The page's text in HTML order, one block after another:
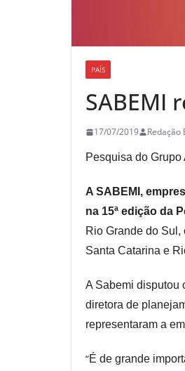
PAÍS
SABEMI
17/07/2019 Redação
Pesquisa do
A SABEMI,
na 15ª edição da
Rio Grande do
Santa Catarina e
A Sabemi disputou
diretora de
representaram a
“É de grande